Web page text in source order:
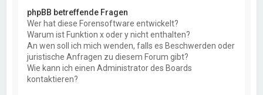
phpBB betreffende Fragen
Wer hat diese Forensoftware entwickelt?
Warum ist Funktion x oder y nicht enthalten?
An wen soll ich mich wenden, falls es Beschwerden oder
juristische Anfragen zu diesem Forum gibt?
Wie kann ich einen Administrator des Boards
kontaktieren?